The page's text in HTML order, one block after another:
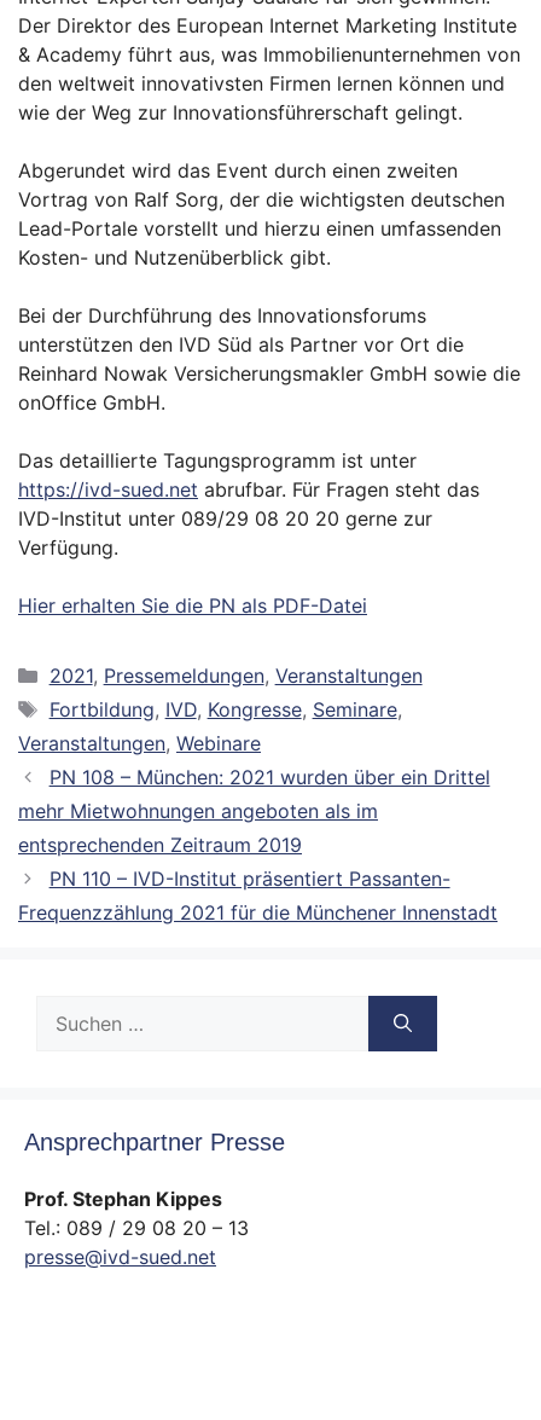
Der Direktor des European Internet Marketing Institute
& Academy führt aus, was Immobilienunternehmen von
den weltweit innovativsten Firmen lernen können und
wie der Weg zur Innovationsführerschaft gelingt.
Abgerundet wird das Event durch einen zweiten
Vortrag von Ralf Sorg, der die wichtigsten deutschen
Lead-Portale vorstellt und hierzu einen umfassenden
Kosten- und Nutzenüberblick gibt.
Bei der Durchführung des Innovationsforums
unterstützen den IVD Süd als Partner vor Ort die
Reinhard Nowak Versicherungsmakler GmbH sowie die
onOffice GmbH.
Das detaillierte Tagungsprogramm ist unter
https://ivd-sued.net abrufbar. Für Fragen steht das
IVD-Institut unter 089/29 08 20 20 gerne zur
Verfügung.
Hier erhalten Sie die PN als PDF-Datei
Kategorien
2021, Pressemeldungen, Veranstaltungen
Schlagwörter
Fortbildung, IVD, Kongresse, Seminare,
Veranstaltungen, Webinare
PN 108 – München: 2021 wurden über ein Drittel
mehr Mietwohnungen angeboten als im
entsprechenden Zeitraum 2019
PN 110 – IVD-Institut präsentiert Passanten-
Frequenzzählung 2021 für die Münchener Innenstadt
nach:
Ansprechpartner Presse
Prof. Stephan Kippes
Tel.: 089 / 29 08 20 – 13
presse@ivd-sued.net